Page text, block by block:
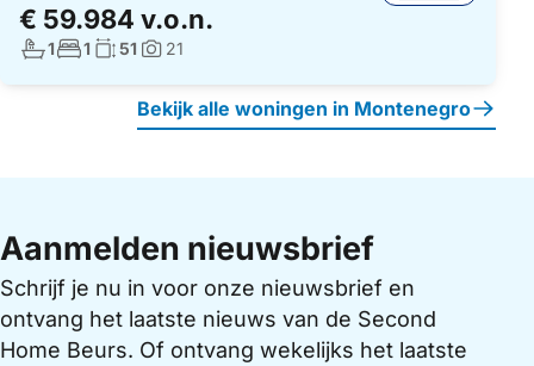
€ 59.984 v.o.n.
Aantal badkamers:
1Aantal slaapkamers:
1 Woonoppervlakte:
51 Foto's:
21
Bekijk alle woningen in Montenegro
Aanmelden nieuwsbrief
Schrijf je nu in voor onze nieuwsbrief en
ontvang het laatste nieuws van de Second
Home Beurs. Of ontvang wekelijks het laatste